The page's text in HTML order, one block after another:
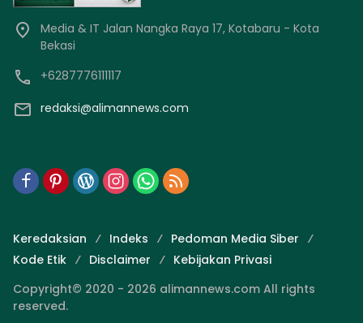
Media & IT Jalan Nangka Raya 17, Kotabaru - Kota
Bekasi
+6287776111117
redaksi@alimannews.com
Keredaksian Indeks
Pedoman Media Siber
Kode Etik
Disclaimer
Kebijakan Privasi
Copyright© 2020 - 2026 alimannews.com All rights
reserved.